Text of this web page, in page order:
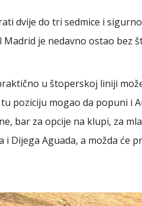
dvije do tri sedmice i
Madrid je nedavno ostao bez
u štoperskoj liniji
poziciju mogao da popuni i
bar za opcije na klupi, za
i Dijega Aguada, a možda